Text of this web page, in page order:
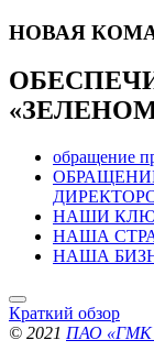
НОВАЯ
обращение
НАШИ
НАША
НАША
Краткий обзор
© 2021 ПАО «ГМК